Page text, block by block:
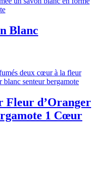
Blanc
Fleur d’Oranger
1 Cœur